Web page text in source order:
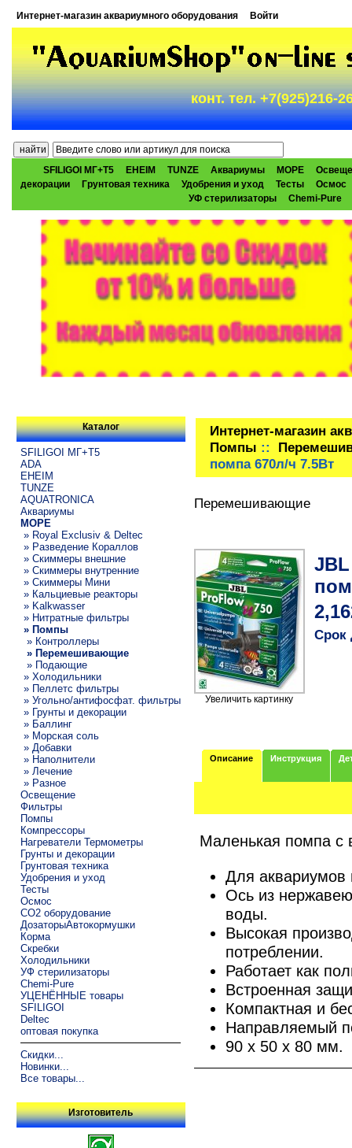
Интернет-магазин аквариумного оборудования Войти
конт. тел. +7(925)216-
SFILIGOI МГ+Т5 EHEIM TUNZE Аквариумы МОРЕ
декорации
Грунтовая техника Удобрения и уход Тесты
Осмос
УФ стерилизаторы
Chemi-Pure
Каталог
SFILIGOI МГ+Т5
ADA
EHEIM
TUNZE
AQUATRONICA
Аквариумы
МОРЕ
» Royal Exclusiv & Deltec
» Разведение Кораллов
» Скиммеры внешние
» Скиммеры внутренние
» Скиммеры Мини
» Кальциевые реакторы
» Kalkwasser
» Нитратные фильтры
» Помпы
» Контроллеры
» Перемешивающие
» Подающие
» Холодильники
» Пеллетс фильтры
» Угольно/антифосфат. фильтры
» Грунты и декорации
» Баллинг
» Морская соль
» Добавки
» Наполнители
» Лечение
» Разное
Освещение
Фильтры
Помпы
Компрессоры
Нагреватели Термометры
Грунты и декорации
Грунтовая техника
Удобрения и уход
Тесты
Осмос
CO2 оборудование
ДозаторыАвтокормушки
Корма
Скребки
Холодильники
УФ стерилизаторы
Chemi-Pure
УЦЕНЁННЫЕ товары
SFILIGOI
Deltec
оптовая покупка
Скидки...
Новинки...
Все товары...
Изготовитель
Интернет-магазин
Помпы ::
помпа 670л/ч 7.5Вт
Перемешивающие
Увеличить картинку
Срок
Описание Инструкция
Маленькая помпа с
Для аквариумов
Ось из
воды.
Высокая
потреблении.
Работает как
Встроенная
Компактная и
Направляемый
90 x 50 x 80 мм.